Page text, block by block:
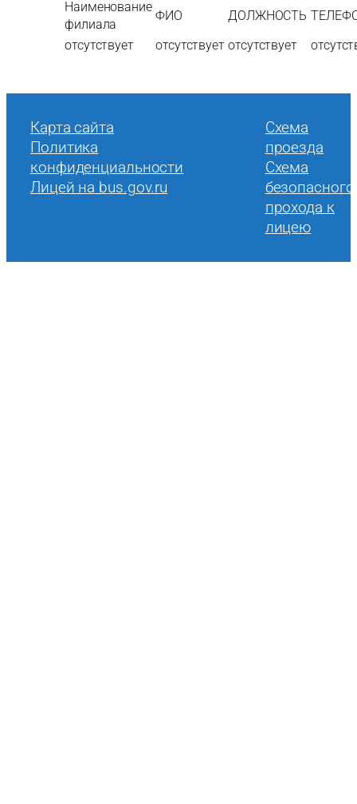
Наименование
филиала
ФИО ДОЛЖНОСТЬ
отсутствует
отсутствует отсутствует
Карта сайта
Политика
конфиденциальности
Лицей на bus.gov.ru
Cхема
проезда
Схема
безопасного
прохода к
лицею